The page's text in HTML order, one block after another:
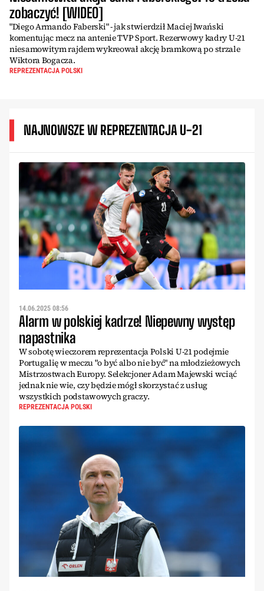
zobaczyć! [WIDEO]
"Diego Armando Faberski" - jak stwierdził Maciej Iwański
komentując mecz na antenie TVP Sport. Rezerwowy kadry U-21
niesamowitym rajdem wykreował akcję bramkową po strzale
Wiktora Bogacza.
REPREZENTACJA POLSKI
NAJNOWSZE W REPREZENTACJA U-21
14.06.2025 08:56
Alarm w polskiej kadrze! Niepewny występ
napastnika
W sobotę wieczorem reprezentacja Polski U-21 podejmie
Portugalię w meczu "o być albo nie być" na młodzieżowych
Mistrzostwach Europy. Selekcjoner Adam Majewski wciąć
jednak nie wie, czy będzie mógł skorzystać z usług
wszystkich podstawowych graczy.
REPREZENTACJA POLSKI